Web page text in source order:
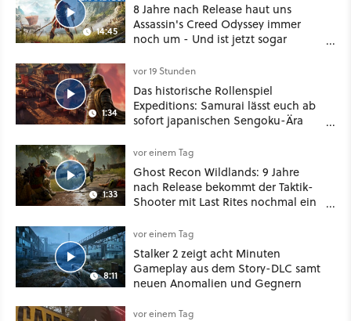
14:45
8 Jahre nach Release haut uns
Assassin's Creed Odyssey immer
noch um - Und ist jetzt sogar
1:34
vor 19 Stunden
Das historische Rollenspiel
Expeditions: Samurai lässt euch ab
sofort japanischen Sengoku-Ära
oder Diplomatie
1:33
vor einem Tag
Ghost Recon Wildlands: 9 Jahre
nach Release bekommt der Taktik-
Shooter mit Last Rites nochmal ein
8:11
vor einem Tag
Stalker 2 zeigt acht Minuten
Gameplay aus dem Story-DLC samt
neuen Anomalien und Gegnern
vor einem Tag